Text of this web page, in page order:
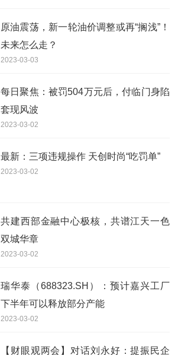
原油震荡，新一轮油价调整或再“搁浅”！
未来怎么走？
2023-03-03
每日聚焦：被罚504万元后，付临门身陷
套现风波
2023-03-02
最新：三项违规操作 天创时尚“吃罚单”
2023-03-02
共建西部金融中心极核，共谱江天一色
双城华章
2023-03-02
瑞华泰（688323.SH）：预计嘉兴工厂
下半年可以释放部分产能
2023-03-02
【财眼观两会】对话刘永好：提振民企